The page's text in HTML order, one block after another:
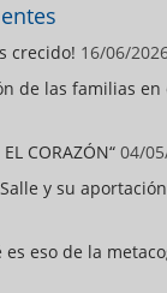
crecido! 16/06/
de las familias en
CORAZÓN“ 04/
y su
es eso de la